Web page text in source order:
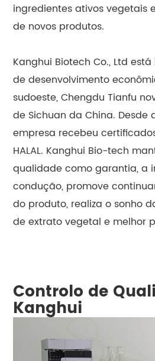
ingredientes ativos vegetais
de novos produtos.
Kanghui Biotech Co., Ltd
de desenvolvimento
sudoeste, Chengdu Tianfu
de Sichuan da China. Desde
empresa recebeu certificados
HALAL. Kanghui Bio-tech
qualidade como garantia, a
condução, promove
do produto, realiza o sonho
de extrato vegetal e melhor
Controlo de
Kanghui